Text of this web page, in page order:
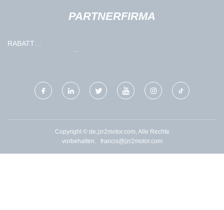
PARTNERFIRMA
RABATT
Copyright © de.jzr2motor.com, Alle Rechte
vorbehalten. francis@jzr2motor.com